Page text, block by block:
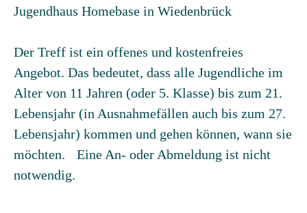
Der Treff ist ein offenes und kostenfreies
Angebot. Das bedeutet, dass alle Jugendliche im
Alter von 11 Jahren (oder 5. Klasse) bis zum 21.
Lebensjahr (in Ausnahmefällen auch bis zum 27.
Lebensjahr) kommen und gehen können, wann sie
möchten. Eine An- oder Abmeldung ist nicht
notwendig.